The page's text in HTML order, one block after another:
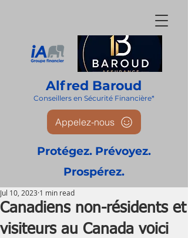
Alfred Baroud
Conseillers en Sécurité Financière*
Appelez-nous
Protégez. Prévoyez.
Prospérez.
Canadiens non-résidents et
visiteurs au Canada voici
Jul 10, 2023 1 min read